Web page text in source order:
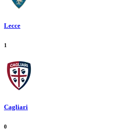
Lecce
1
Cagliari
0